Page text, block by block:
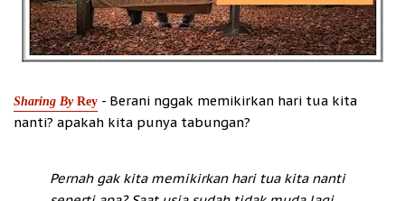
Sharing ByRey - Berani nggak memikirkan hari tua kita
nanti? apakah kita punya tabungan?
Pernah gak kita memikirkan hari tua kita nanti